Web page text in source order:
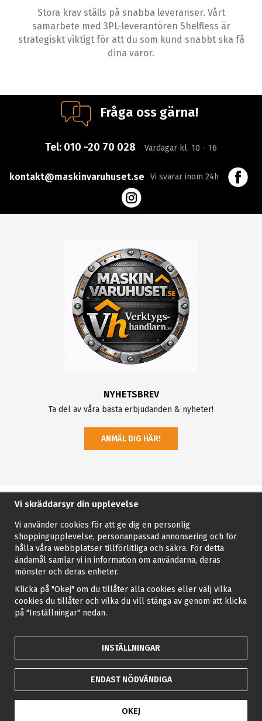
Stora krav ställs på snabba leveranser. Vårt
samarbete med 3PL-leverantören Shelfless är
strategiskt viktigt för att du som kund snabbt ska få
dina varor.
Fråga oss gärna!
Tel: 010 -20 70 028 Vardagar kl. 10 - 16
kontakt@maskinvaruhuset.se Vi svarar inom 24h
NYHETSBREV
Ta del av våra bästa erbjudanden & nyheter!
ANMÄL DIG HÄR!
Vi skräddarsyr din upplevelse
Vi använder cookies för att ge dig en personlig
shoppingupplevelse, personanpassad annonsering och för
hålla våra webbplatser tillförlitliga och säkra. För detta
ändamål samlar vi in information om användarna, deras
mönster och deras enheter.
Klicka på "Okej" om du tillåter alla cookies eller välj vilka
cookies du tillåter och vilka du vill stänga av genom att klicka
på "Inställningar" nedan.
INSTÄLLNINGAR
ENDAST NÖDVÄNDIGA
OKEJ